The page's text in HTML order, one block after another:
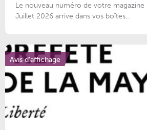
Le nouveau numéro de votre magazine
Juillet 2026 arrive dans vos boîtes...
Avis d'affichage